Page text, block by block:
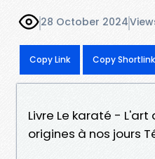
28 October 2024
Copy Link Copy Shortlink
Livre Le karaté -
origines à nos jours